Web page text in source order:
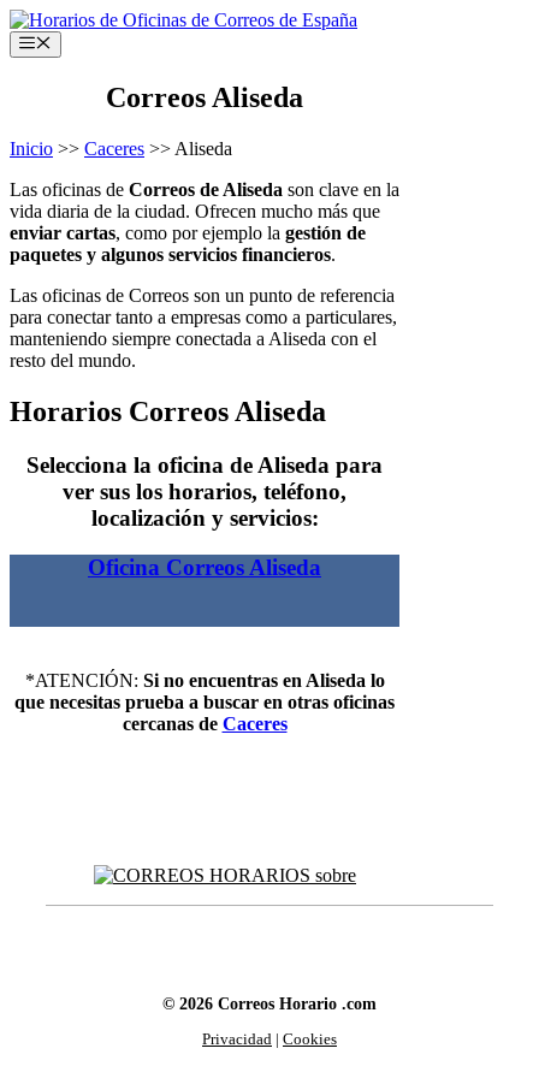
Saltar
al
contenido
Menú
Correos Aliseda
Inicio >> Caceres >> Aliseda
Las oficinas de Correos de Aliseda son clave en la
vida diaria de la ciudad. Ofrecen mucho más que
enviar cartas, como por ejemplo la gestión de
paquetes y algunos servicios financieros.
Las oficinas de Correos son un punto de referencia
para conectar tanto a empresas como a particulares,
manteniendo siempre conectada a Aliseda con el
resto del mundo.
Horarios Correos Aliseda
Selecciona la oficina de Aliseda para
ver sus los horarios, teléfono,
localización y servicios:
Oficina Correos Aliseda
*ATENCIÓN: Si no encuentras en Aliseda lo
que necesitas prueba a buscar en otras oficinas
cercanas de Caceres
© 2026 Correos Horario .com
Privacidad | Cookies